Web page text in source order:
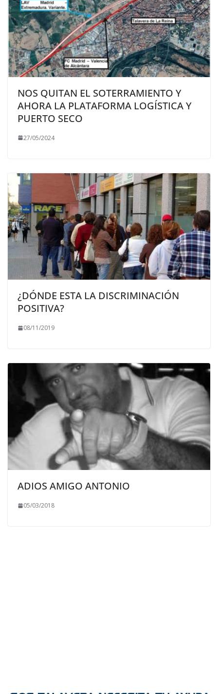
NOS QUITAN EL SOTERRAMIENTO Y
AHORA LA PLATAFORMA LOGÍSTICA Y
PUERTO SECO
27/05/2024
¿DÓNDE ESTA LA DISCRIMINACIÓN
POSITIVA?
08/11/2019
ADIOS AMIGO ANTONIO
05/03/2018